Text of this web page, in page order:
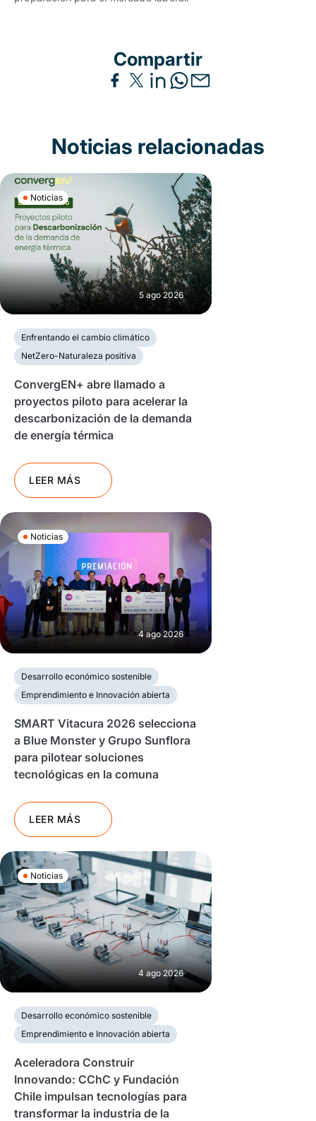
Compartir
Noticias relacionadas
Noticias
5 ago 2026
Enfrentando el cambio climático
NetZero-Naturaleza positiva
ConvergEN+ abre llamado a
proyectos piloto para acelerar la
descarbonización de la demanda
de energía térmica
LEER MÁS
Noticias
4 ago 2026
Desarrollo económico sostenible
Emprendimiento e Innovación abierta
SMART Vitacura 2026 selecciona
a Blue Monster y Grupo Sunflora
para pilotear soluciones
tecnológicas en la comuna
LEER MÁS
Noticias
4 ago 2026
Desarrollo económico sostenible
Emprendimiento e Innovación abierta
Aceleradora Construir
Innovando: CChC y Fundación
Chile impulsan tecnologías para
transformar la industria de la